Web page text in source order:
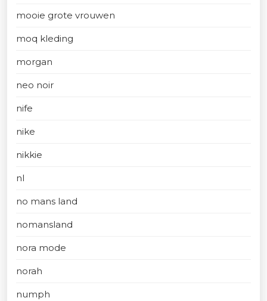
mooie grote vrouwen
moq kleding
morgan
neo noir
nife
nike
nikkie
nl
no mans land
nomansland
nora mode
norah
numph